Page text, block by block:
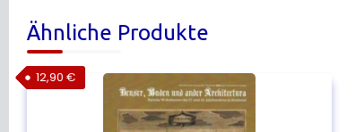
Ähnliche Produkte
12,90 €